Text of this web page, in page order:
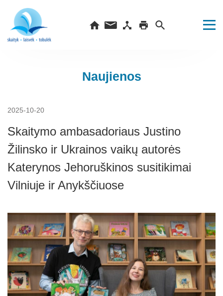
Naujienos
2025-10-20
Skaitymo ambasadoriaus Justino
Žilinsko ir Ukrainos vaikų autorės
Katerynos Jehoruškinos susitikimai
Vilniuje ir Anykščiuose